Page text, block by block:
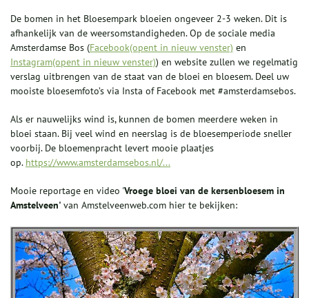
De bomen in het Bloesempark bloeien ongeveer 2-3 weken. Dit is
afhankelijk van de weersomstandigheden. Op de sociale media
Amsterdamse Bos (Facebook(opent in nieuw venster) en
Instagram(opent in nieuw venster)) en website zullen we regelmatig
verslag uitbrengen van de staat van de bloei en bloesem. Deel uw
mooiste bloesemfoto’s via Insta of Facebook met #amsterdamsebos.
Als er nauwelijks wind is, kunnen de bomen meerdere weken in
bloei staan. Bij veel wind en neerslag is de bloesemperiode sneller
voorbij. De bloemenpracht levert mooie plaatjes
op. https://www.amsterdamsebos.nl/...
Mooie reportage en video 'Vroege bloei van de kersenbloesem in
Amstelveen' van Amstelveenweb.com hier te bekijken: